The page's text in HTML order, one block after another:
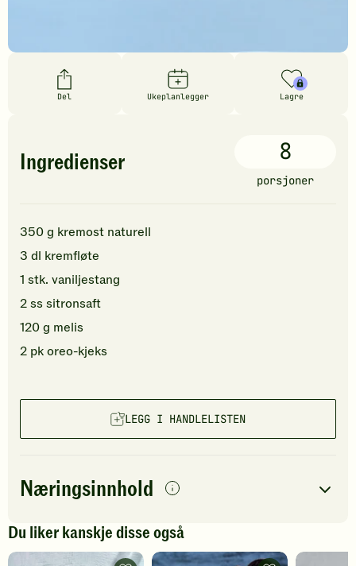
Del Ukeplanlegger Lagre
Ingredienser 8
porsjoner
350g kremost naturell
3 dl kremfløte
1 stk. vaniljestang
2ss sitronsaft
120g melis
2 pkoreo-kjeks
LEGG I HANDLELISTEN
Næringsinnhold
per porsjon
Navn på
antall
Energi 500kcal
Du liker kanskje disse også